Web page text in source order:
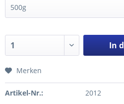
In
Merken
Artikel-Nr.: 2012